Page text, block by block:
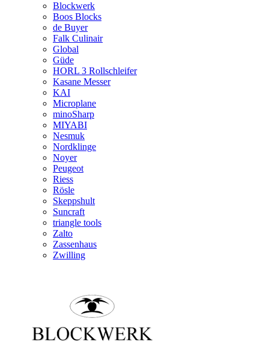
Blockwerk
Boos Blocks
de Buyer
Falk Culinair
Global
Güde
HORL 3 Rollschleifer
Kasane Messer
KAI
Microplane
minoSharp
MIYABI
Nesmuk
Nordklinge
Noyer
Peugeot
Riess
Rösle
Skeppshult
Suncraft
triangle tools
Zalto
Zassenhaus
Zwilling